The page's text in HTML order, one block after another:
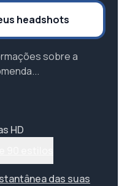
headshots
sobre a
HD
das suas